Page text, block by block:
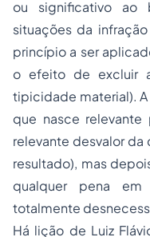
ou significativo ao
situações da
princípio a ser
o efeito de excluir
tipicidade material).
que nasce
relevante desvalor
resultado), mas
qualquer pena em
totalmente
Há lição de Luiz